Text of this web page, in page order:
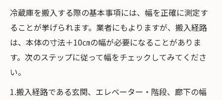
冷蔵庫を搬入する際の基本事項には、幅を正確に測定す
ることが挙げられます。業者にもよりますが、搬入経路
は、本体の寸法＋10㎝の幅が必要になることがありま
す。次のステップに従って幅をチェックしてみてくださ
い。
1.搬入経路である玄関、エレベーター・階段、廊下の幅